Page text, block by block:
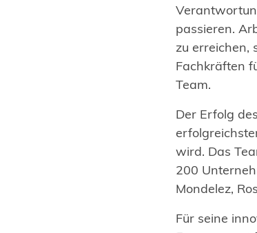
passieren.
zu erreichen,
Fachkräften
Team.
Der Erfolg
wird. Das
200
Mondelez,
Für seine